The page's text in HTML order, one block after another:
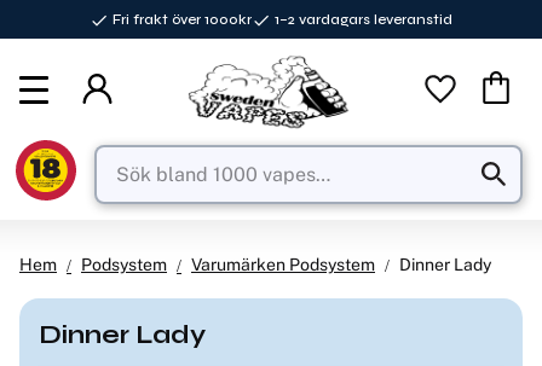
Fri frakt över 1000kr 1–2 vardagars leveranstid
Favoriter
Hem Podsystem Varumärken Podsystem Dinner Lady
Dinner Lady